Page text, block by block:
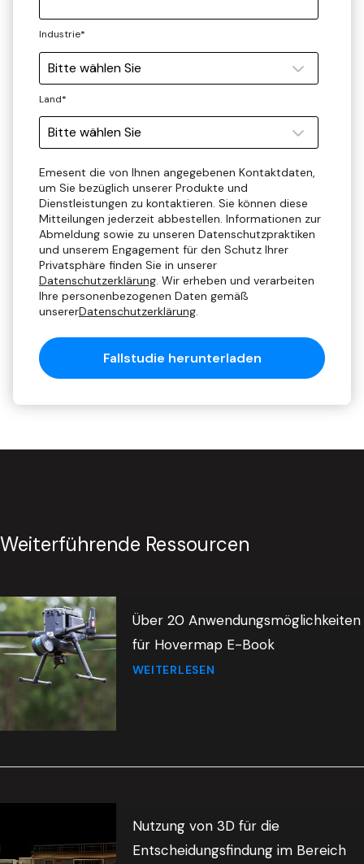
Industrie*
Land*
Emesent die von Ihnen angegebenen Kontaktdaten,
um Sie bezüglich unserer Produkte und
Dienstleistungen zu kontaktieren. Sie können diese
Mitteilungen jederzeit abbestellen. Informationen zur
Abmeldung sowie zu unseren Datenschutzpraktiken
und unserem Engagement für den Schutz Ihrer
Privatsphäre finden Sie in unserer
Datenschutzerklärung. Wir erheben und verarbeiten
Ihre personenbezogenen Daten gemäß
unsererDatenschutzerklärung.
Weiterführende Ressourcen
Über 20 Anwendungsmöglichkeiten
für Hovermap E-Book
WEITERLESEN
Nutzung von 3D für die
Entscheidungsfindung im Bereich